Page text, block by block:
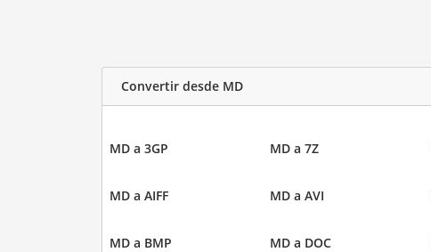
Convertir desde MD
MD a 3GP MD a 7Z
MD a AIFF MD a AVI
MD a BMP MD a DOC